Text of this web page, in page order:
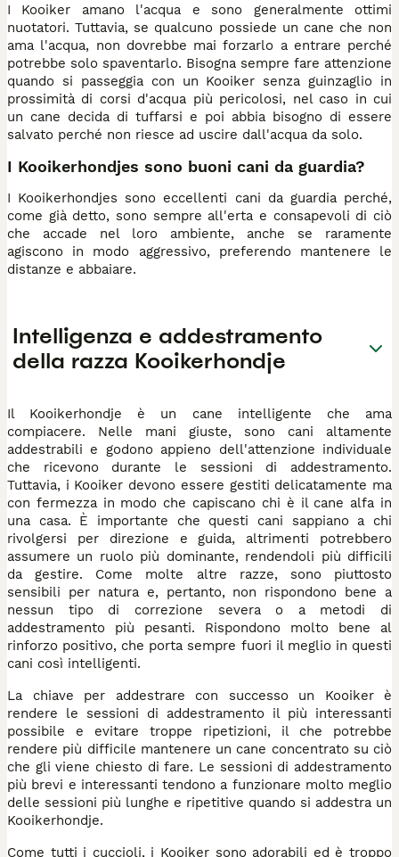
I Kooiker amano l'acqua e sono generalmente ottimi
nuotatori. Tuttavia, se qualcuno possiede un cane che non
ama l'acqua, non dovrebbe mai forzarlo a entrare perché
potrebbe solo spaventarlo. Bisogna sempre fare attenzione
quando si passeggia con un Kooiker senza guinzaglio in
prossimità di corsi d'acqua più pericolosi, nel caso in cui
un cane decida di tuffarsi e poi abbia bisogno di essere
salvato perché non riesce ad uscire dall'acqua da solo.
I Kooikerhondjes sono buoni cani da guardia?
I Kooikerhondjes sono eccellenti cani da guardia perché,
come già detto, sono sempre all'erta e consapevoli di ciò
che accade nel loro ambiente, anche se raramente
agiscono in modo aggressivo, preferendo mantenere le
distanze e abbaiare.
Intelligenza e addestramento
della razza Kooikerhondje
Il Kooikerhondje è un cane intelligente che ama
compiacere. Nelle mani giuste, sono cani altamente
addestrabili e godono appieno dell'attenzione individuale
che ricevono durante le sessioni di addestramento.
Tuttavia, i Kooiker devono essere gestiti delicatamente ma
con fermezza in modo che capiscano chi è il cane alfa in
una casa. È importante che questi cani sappiano a chi
rivolgersi per direzione e guida, altrimenti potrebbero
assumere un ruolo più dominante, rendendoli più difficili
da gestire. Come molte altre razze, sono piuttosto
sensibili per natura e, pertanto, non rispondono bene a
nessun tipo di correzione severa o a metodi di
addestramento più pesanti. Rispondono molto bene al
rinforzo positivo, che porta sempre fuori il meglio in questi
cani così intelligenti.
La chiave per addestrare con successo un Kooiker è
rendere le sessioni di addestramento il più interessanti
possibile e evitare troppe ripetizioni, il che potrebbe
rendere più difficile mantenere un cane concentrato su ciò
che gli viene chiesto di fare. Le sessioni di addestramento
più brevi e interessanti tendono a funzionare molto meglio
delle sessioni più lunghe e ripetitive quando si addestra un
Kooikerhondje.
Come tutti i cuccioli, i Kooiker sono adorabili ed è troppo